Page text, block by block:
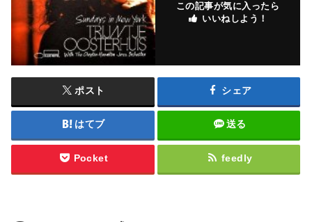
この記事が気に入ったら
いいねしよう！
ポスト シェア
はてブ 送る
Pocket feedly